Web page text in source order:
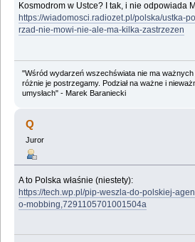
Kosmodrom w Ustce? I tak, i nie odpowiada
https://wiadomosci.radiozet.pl/polska/ustka-
rzad-nie-mowi-nie-ale-ma-kilka-zastrzezen
"Wśród wydarzeń wszechświata nie ma
różnie je postrzegamy. Podział na ważne i
umysłach" - Marek Baraniecki
Q
Juror
A to Polska właśnie (niestety):
https://tech.wp.pl/pip-weszla-do-polskiej-
o-mobbing,7291105701001504a